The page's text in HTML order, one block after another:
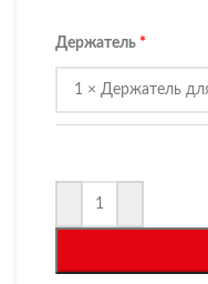
Держатель